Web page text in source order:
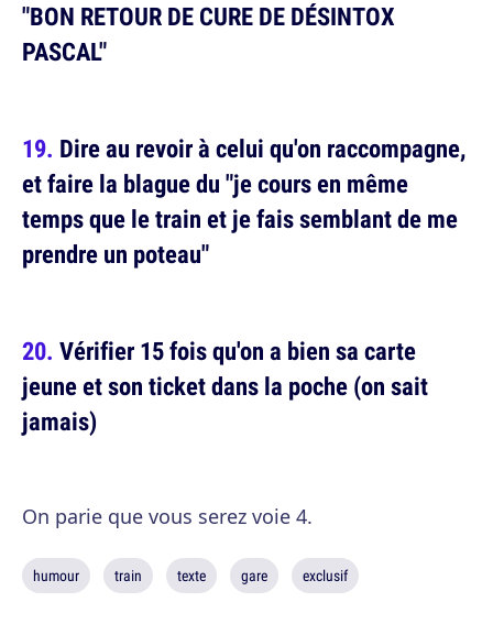
"BON RETOUR DE CURE DE DÉSINTOX
PASCAL"
Dire au revoir à celui qu'on raccompagne,
et faire la blague du "je cours en même
temps que le train et je fais semblant de me
prendre un poteau"
Vérifier 15 fois qu'on a bien sa carte
jeune et son ticket dans la poche (on sait
jamais)
On parie que vous serez voie 4.
humour train texte gare exclusif